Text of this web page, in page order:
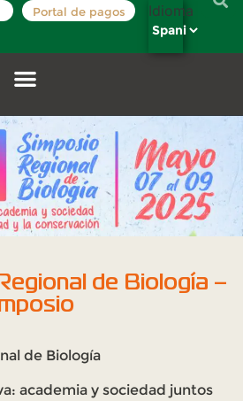
Portal de pagos Idioma
de Biología –
de Biología
academia y sociedad juntos